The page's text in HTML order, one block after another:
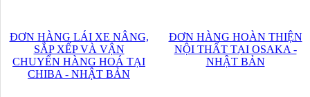
ĐƠN HÀNG LÁI XE NÂNG,
SẮP XẾP VÀ VẬN
CHUYỂN HÀNG HOÁ TẠI
CHIBA - NHẬT BẢN
ĐƠN HÀNG HOÀN THIỆN
NỘI THẤT TẠI OSAKA -
NHẬT BẢN